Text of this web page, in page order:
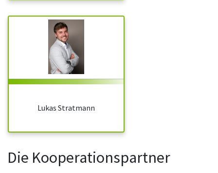
Lukas Stratmann
Die Kooperationspartner